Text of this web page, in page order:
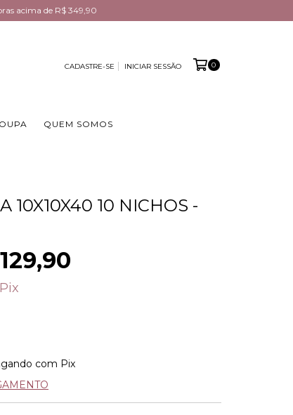
acima de R$ 349,90
CADASTRE-SE INICIAR SESSÃO 0
QUEM SOMOS
10X10X40 10 NICHOS -
Pix
com Pix